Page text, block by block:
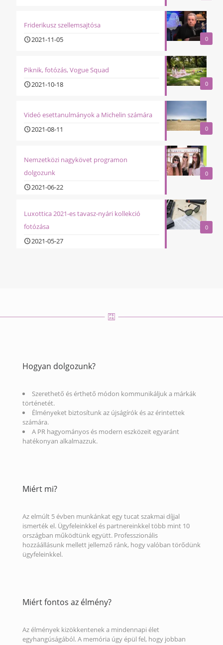
0
Friderikusz szellemsajtósa
2021-11-05
0
Piknik, fotózás, Vogue Squad
2021-10-18
0
Videó esettanulmányok a Michelin számára
2021-08-11
0
Nemzetközi nagykövet programon
dolgozunk
2021-06-22
0
Luxottica 2021-es tavasz-nyári kollekció
fotózása
2021-05-27
Hogyan dolgozunk?
Szerethető és érthető módon kommunikáljuk a márkák
történetét.
Élményeket biztosítunk az újságírók és az érintettek
számára.
A PR hagyományos és modern eszközeit egyaránt
hatékonyan alkalmazzuk.
Miért mi?
Az elmúlt 5 évben munkánkat egy tucat szakmai díjjal
ismerték el. Ügyfeleinkkel és partnereinkkel több mint 10
országban működtünk együtt. Professzionális
hozzáállásunk mellett jellemző ránk, hogy valóban törődünk
ügyfeleinkkel.
Miért fontos az élmény?
Az élmények kizökkentenek a mindennapi élet
egyhangúságából. A memória úgy épül fel, hogy jobban